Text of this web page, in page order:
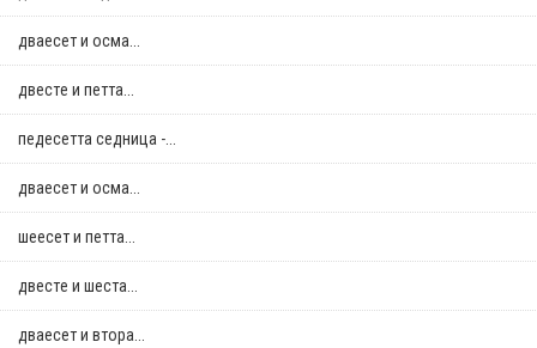
дваесет и осма...
двестe и петта...
педесетта седница -...
дваесет и осма...
шеесет и петта...
двестe и шеста...
дваесет и втора...